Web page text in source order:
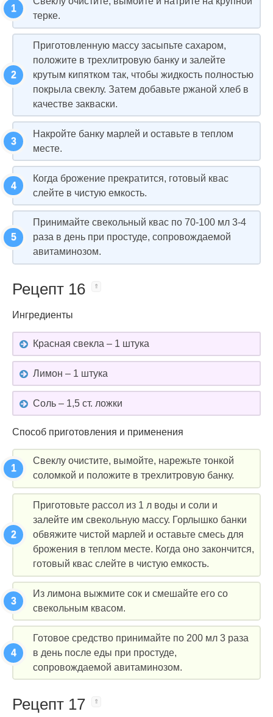
терке.
Приготовленную массу засыпьте сахаром,
положите в трехлитровую банку и залейте
крутым кипятком так, чтобы жидкость полностью
покрыла свеклу. Затем добавьте ржаной хлеб в
качестве закваски.
Накройте банку марлей и оставьте в теплом
месте.
Когда брожение прекратится, готовый квас
слейте в чистую емкость.
Принимайте свекольный квас по 70-100 мл 3-4
раза в день при простуде, сопровождаемой
авитаминозом.
Рецепт 16
Ингредиенты
Красная свекла – 1 штука
Лимон – 1 штука
Соль – 1,5 ст. ложки
Способ приготовления и применения
Свеклу очистите, вымойте, нарежьте тонкой
соломкой и положите в трехлитровую банку.
Приготовьте рассол из 1 л воды и соли и
залейте им свекольную массу. Горлышко банки
обвяжите чистой марлей и оставьте смесь для
брожения в теплом месте. Когда оно закончится,
готовый квас слейте в чистую емкость.
Из лимона выжмите сок и смешайте его со
свекольным квасом.
Готовое средство принимайте по 200 мл 3 раза
в день после еды при простуде,
сопровождаемой авитаминозом.
Рецепт 17